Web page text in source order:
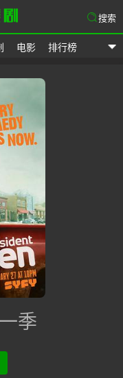
电影 排行榜
搜索
季